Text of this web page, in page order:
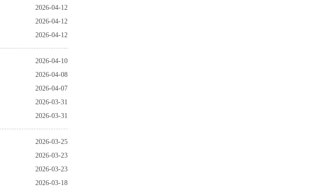
2026-04-12
2026-04-12
2026-04-12
2026-04-10
2026-04-08
2026-04-07
2026-03-31
2026-03-31
2026-03-25
2026-03-23
2026-03-23
2026-03-18